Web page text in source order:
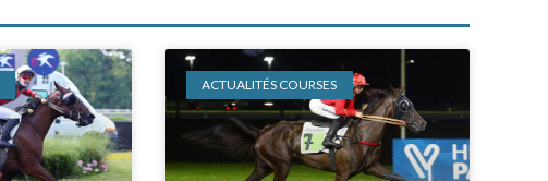
ACTUALITÉS COURSES